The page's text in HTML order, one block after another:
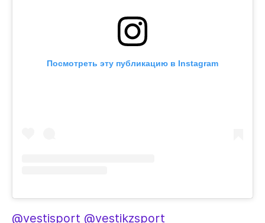
Посмотреть эту публикацию в Instagram
@vestisport @vestikzsport